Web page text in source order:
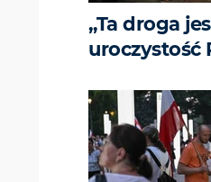
„Ta droga
uroczystość